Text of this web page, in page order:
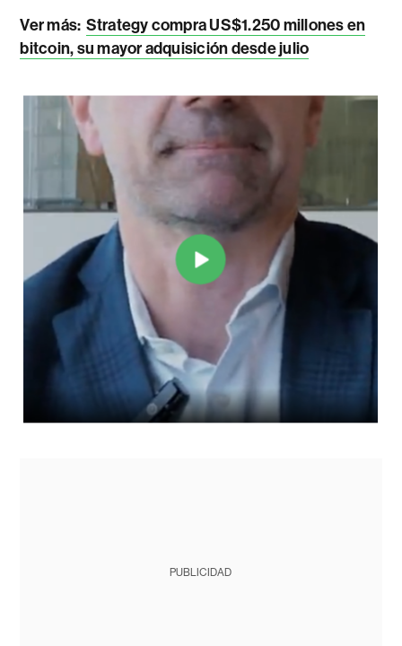
Ver más: Strategy compra US$1.250 millones en
bitcoin, su mayor adquisición desde julio
PUBLICIDAD